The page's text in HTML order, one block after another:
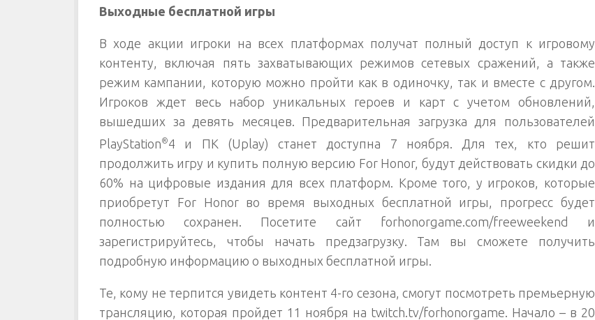
Выходные бесплатной игры
В ходе акции игроки на всех платформах получат полный доступ к игровому
контенту, включая пять захватывающих режимов сетевых сражений, а также
режим кампании, которую можно пройти как в одиночку, так и вместе с другом.
Игроков ждет весь набор уникальных героев и карт с учетом обновлений,
вышедших за девять месяцев. Предварительная загрузка для пользователей
PlayStation®4 и ПК (Uplay) станет доступна 7 ноября. Для тех, кто решит
продолжить игру и купить полную версию For Honor, будут действовать скидки до
60% на цифровые издания для всех платформ. Кроме того, у игроков, которые
приобретут For Honor во время выходных бесплатной игры, прогресс будет
полностью сохранен. Посетите сайт forhonorgame.com/freeweekend и
зарегистрируйтесь, чтобы начать предзагрузку. Там вы сможете получить
подробную информацию о выходных бесплатной игры.
Те, кому не терпится увидеть контент 4-го сезона, смогут посмотреть премьерную
трансляцию, которая пройдет 11 ноября на twitch.tv/forhonorgame. Начало – в 20